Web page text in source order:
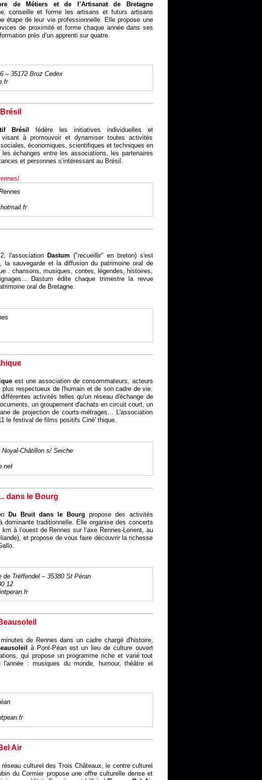
de Métiers et de l’Artisanat de Bretagne
conseille et forme les artisans et futurs artisans
étape de leur vie professionnelle. Elle propose une
de proximité et forme chaque année dans ses
près d’un apprenti sur quatre.
– 35172 Bruz Cedex
Brésil
fédère les initiatives individuelles et
visant à promouvoir et dynamiser toutes activités
économiques, scientifiques et techniques en
échanges entre les associations, les partenaires
et personnes s’intéressant au Brésil.
l'association Dastum ("recueillir" en breton) s'est
la sauvegarde et la diffusion du patrimoine oral de
: chansons, musiques, contes, légendes, histoires,
Dastum édite chaque trimestre la revue
oral de Bretagne.
est une association de consommateurs, acteurs
plus respectueux de l'humain et de son cadre de vie.
activités telles qu'un réseau d'échange de
un groupement d'achats en circuit court, un
de projection de courts-métrages… L'association
le festival de films positifs Ciné' thique.
Châtillon s/ Seiche
dans le Bourg
Du Bruit dans le Bourg propose des activités
dominante traditionnelle. Elle organise des concerts
à l’ouest de Rennes sur l’axe Rennes-Lorient, au
et propose de vous faire découvrir la richesse
Tréffendel – 35380 St Péran
12
de Rennes dans un cadre chargé d'histoire,
à Pont-Péan est un lieu de culture ouvert
qui propose un programme riche et varié tout
l'année : musiques du monde, humour, théâtre et
Air
réseau culturel des Trois Châteaux, le centre culturel
du Cormier propose une offre culturelle dense et